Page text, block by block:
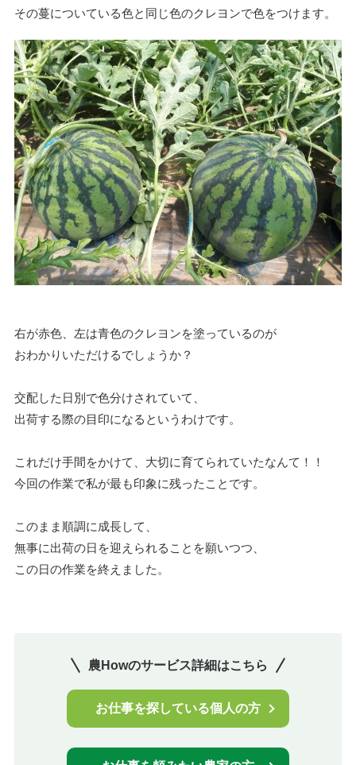
その蔓についている色と同じ色のクレヨンで色をつけます。
右が赤色、左は青色のクレヨンを塗っているのが
おわかりいただけるでしょうか？
交配した日別で色分けされていて、
出荷する際の目印になるというわけです。
これだけ手間をかけて、大切に育てられていたなんて！！
今回の作業で私が最も印象に残ったことです。
このまま順調に成長して、
無事に出荷の日を迎えられることを願いつつ、
この日の作業を終えました。
農Howのサービス詳細はこちら
お仕事を探している個人の方